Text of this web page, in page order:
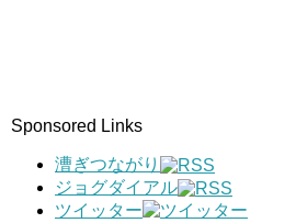
Sponsored Links
漕ぎつながり
ジョグダイアル
ツイッター